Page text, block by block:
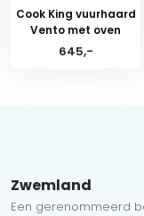
Cook King vuurhaard
Vento met oven
645,-
Zwemland
Een gerenommeerd